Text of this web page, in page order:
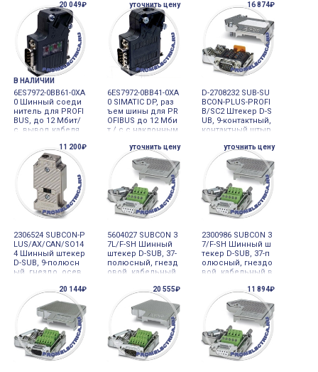
отводом кабеля и
гнездом SIEMENS
тводом кабеля, 1
6 x 54 x 34 mm, с в
строенным терми
нальным резисто
ром
и осевой кабель
ный вывод для п
ромышленного П
20 049₽
В НАЛИЧИИ
6ES7972-0BB61-0XA
0 Шинный соеди
нитель для PROFI
BUS, до 12 Мбит/
с, вывод кабеля
нолгоия подключ
ения Fast Connect
уточнить цену
6ES7972-0BB41-0XA
0 SIMATIC DP, раз
ъем шины для PR
OFIBUS до 12 Мби
т / с с наклонным
дом, 15,8 X 54 X 3
9,5 мм
16 874₽
D-2708232 SUB-SU
BCON-PLUS-PROFI
B/SC2 Штекер D-S
UB, 9-контактный,
контактный штыр
я под углом 35°, P
ROFIBUS DP до 12
Мбит/с
11 200₽
2306524 SUBCON-P
LUS/AX/CAN/SO14
4 Шинный штекер
D-SUB, 9-полюсн
ый, гнездо, осев
двумя кабельным
и вводами, CAN, C
ANopen, SafetyBus
уточнить цену
5604027 SUBCON 3
7L/F-SH Шинный
штекер D-SUB, 37-
полюсный, гнезд
овой, кабельный
5°, универсальны
й тип для всех си
стем
уточнить цену
2300986 SUBCON 3
7/F-SH Шинный ш
текер D-SUB, 37-п
олюсный, гнездо
вой, кабельный в
5°, универсальны
й тип для всех си
стем
20 144₽ 20 555₽ 11 894₽